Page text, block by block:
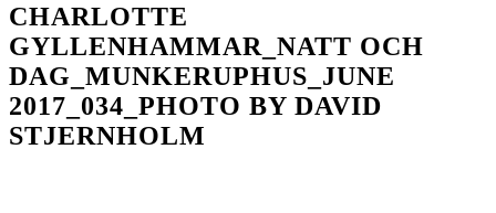
CHARLOTTE
GYLLENHAMMAR_NATT OCH
DAG_MUNKERUPHUS_JUNE
2017_034_PHOTO BY DAVID
STJERNHOLM